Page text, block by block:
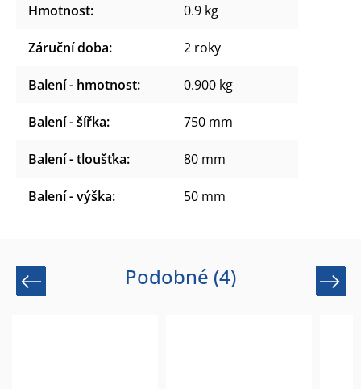
Hmotnost: 0.9 kg
Záruční doba: 2 roky
Balení - hmotnost: 0.900 kg
Balení - šířka: 750 mm
Balení - tloušťka: 80 mm
Balení - výška: 50 mm
Podobné (4)
Previous Next